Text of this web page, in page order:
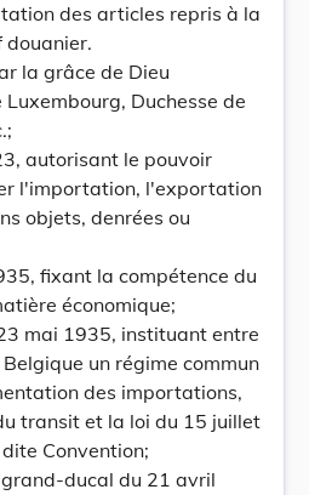
des articles repris à la
douanier.
la grâce de Dieu
Duchesse de
autorisant le pouvoir
l'importation, l'exportation
objets, denrées ou
fixant la compétence du
économique;
mai 1935, instituant entre
un régime commun
des importations,
transit et la loi du 15 juillet
Convention;
ducal du 21 avril